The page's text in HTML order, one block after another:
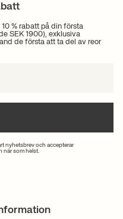
% rabatt på din första
SEK 1900), exklusiva
de första att ta del av reor
nyhetsbrev och accepterar
när som helst.